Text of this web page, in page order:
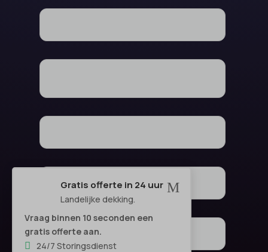
M
Gratis offerte in 24 uur
Landelijke dekking.
Vraag binnen 10 seconden een
gratis offerte aan.
24/7 Storingsdienst